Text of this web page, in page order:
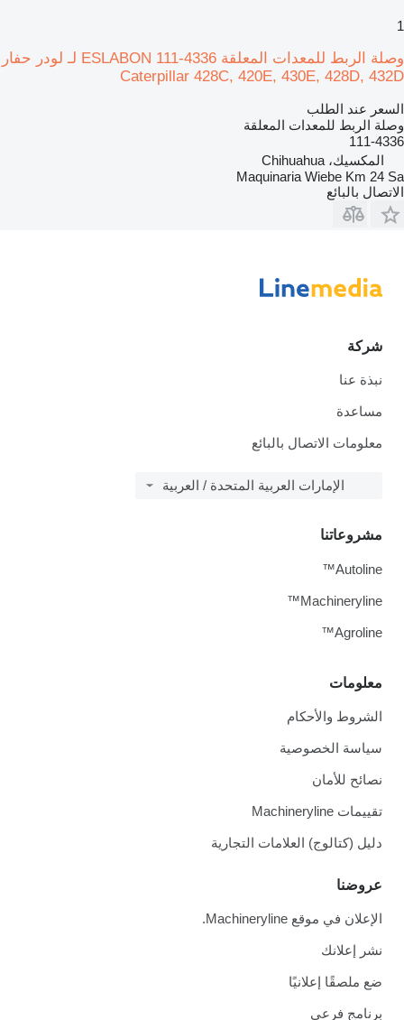
1
وصلة الربط للمعدات المعلقة ESLABON 111-4336 لـ لودر حفار
Caterpillar 428C, 420E, 430E, 428D, 432D
السعر عند الطلب
وصلة الربط للمعدات المعلقة
111-4336
المكسيك، Chihuahua
Maquinaria Wiebe Km 24 Sa
الاتصال بالبائع
شركة
نبذة عنا
مساعدة
معلومات الاتصال بالبائع
الإمارات العربية المتحدة / العربية
معلومات
الشروط والأحكام
سياسة الخصوصية
نصائح للأمان
تقييمات Machineryline
دليل (كتالوج) العلامات التجارية
عروضنا
الإعلان في موقع Machineryline.
نشر إعلانك
ضع ملصقًا إعلانيًا
برنامج فرعي
مشروعاتنا
Autoline™
Machineryline™
Agroline™